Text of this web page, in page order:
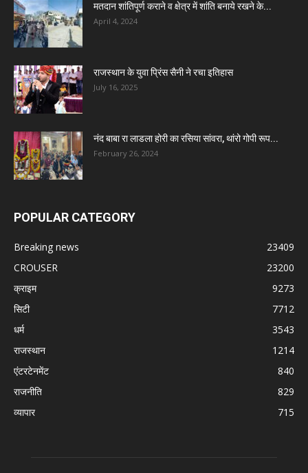
मतदान शांतिपूर्ण कराने व क्षेत्र में शांति बनाये रखने के...
April 4, 2024
राजस्थान के युवा प्रिंस सैनी ने रचा इतिहास
July 16, 2025
नंद बाबा रा लाडला होरी का रसिया सांवरा, थांरो गोपी रूप...
February 26, 2024
POPULAR CATEGORY
Breaking news
23409
CROUSER
23200
क्राइम
9273
सिटी
7712
धर्म
3543
राजस्थान
1214
एंटरटेनमेंट
840
राजनीति
829
व्यापार
715